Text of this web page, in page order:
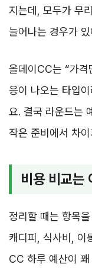
지는데, 모두가 무
늘어나는 경우가 있
올데이CC는 “가격
응이 나오는 타입
요. 결국 라운드는
작은 준비에서 차
비용 비교는
정리할 때는 항목
캐디피, 식사비, 이
CC 하루 예산이